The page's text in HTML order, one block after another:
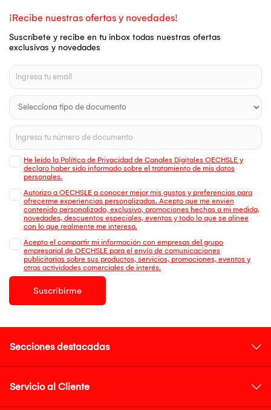
¡Recibe nuestras ofertas y novedades!
Suscríbete y recibe en tu inbox todas nuestras ofertas
exclusivas y novedades
He leído la Política de Privacidad de Canales Digitales OECHSLE y
declaro haber sido informado sobre el tratamiento de mis datos
personales.
Autorizo a OECHSLE a conocer mejor mis gustos y preferencias para
ofrecerme experiencias personalizadas. Acepto que me envien
contenido personalizado, exclusivo, promociones hechas a mi medida,
novedades, descuentos especiales, eventos y todo lo que se alinee
con lo que realmente me interesa.
Acepto el compartir mi información con empresas del grupo
empresarial de OECHSLE para el envío de comunicaciones
publicitarias sobre sus productos, servicios, promociones, eventos y
otras actividades comerciales de interés.
Suscribirme
Secciones destacadas
Servicio al Cliente